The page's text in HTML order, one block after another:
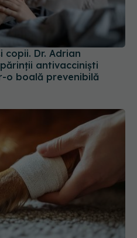
antivacciniști
o boală prevenibilă